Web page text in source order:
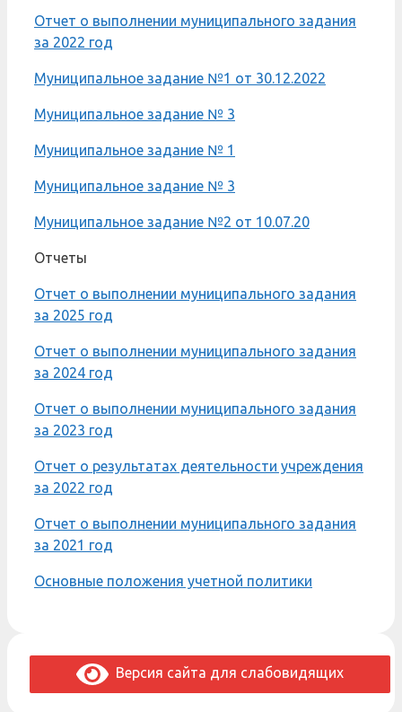
Отчет о выполнении муниципального задания
за 2022 год
Муниципальное задание №1 от 30.12.2022
Муниципальное задание № 3
Муниципальное задание № 1
Муниципальное задание № 3
Муниципальное задание №2 от 10.07.20
Отчеты
Отчет о выполнении муниципального задания
за 2025 год
Отчет о выполнении муниципального задания
за 2024 год
Отчет о выполнении муниципального задания
за 2023 год
Отчет о результатах деятельности учреждения
за 2022 год
Отчет о выполнении муниципального задания
за 2021 год
Основные положения учетной политики
Версия сайта для слабовидящих